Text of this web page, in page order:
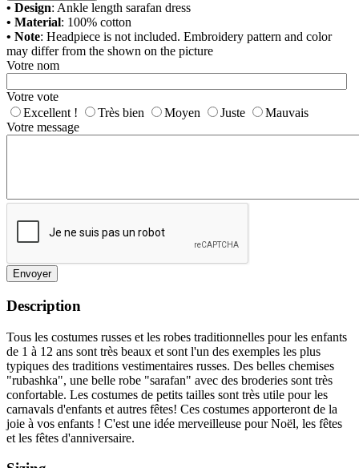
• Design: Ankle length sarafan dress
• Material: 100% cotton
• Note: Headpiece is not included. Embroidery pattern and color
may differ from the shown on the picture
Votre nom
Votre vote
Excellent !
Très bien Moyen Juste
Mauvais
Votre message
Envoyer
Description
Tous les costumes russes et les robes traditionnelles pour les enfants
de 1 à 12 ans sont très beaux et sont l'un des exemples les plus
typiques des traditions vestimentaires russes. Des belles chemises
"rubashka", une belle robe "sarafan" avec des broderies sont très
confortable. Les costumes de petits tailles sont très utile pour les
carnavals d'enfants et autres fêtes! Ces costumes apporteront de la
joie à vos enfants ! C'est une idée merveilleuse pour Noël, les fêtes
et les fêtes d'anniversaire.